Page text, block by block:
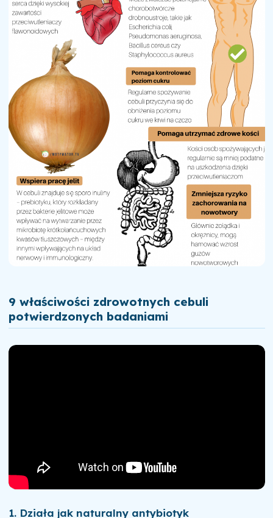
9 właściwości zdrowotnych cebuli
potwierdzonych badaniami
1. Działa jak naturalny antybiotyk